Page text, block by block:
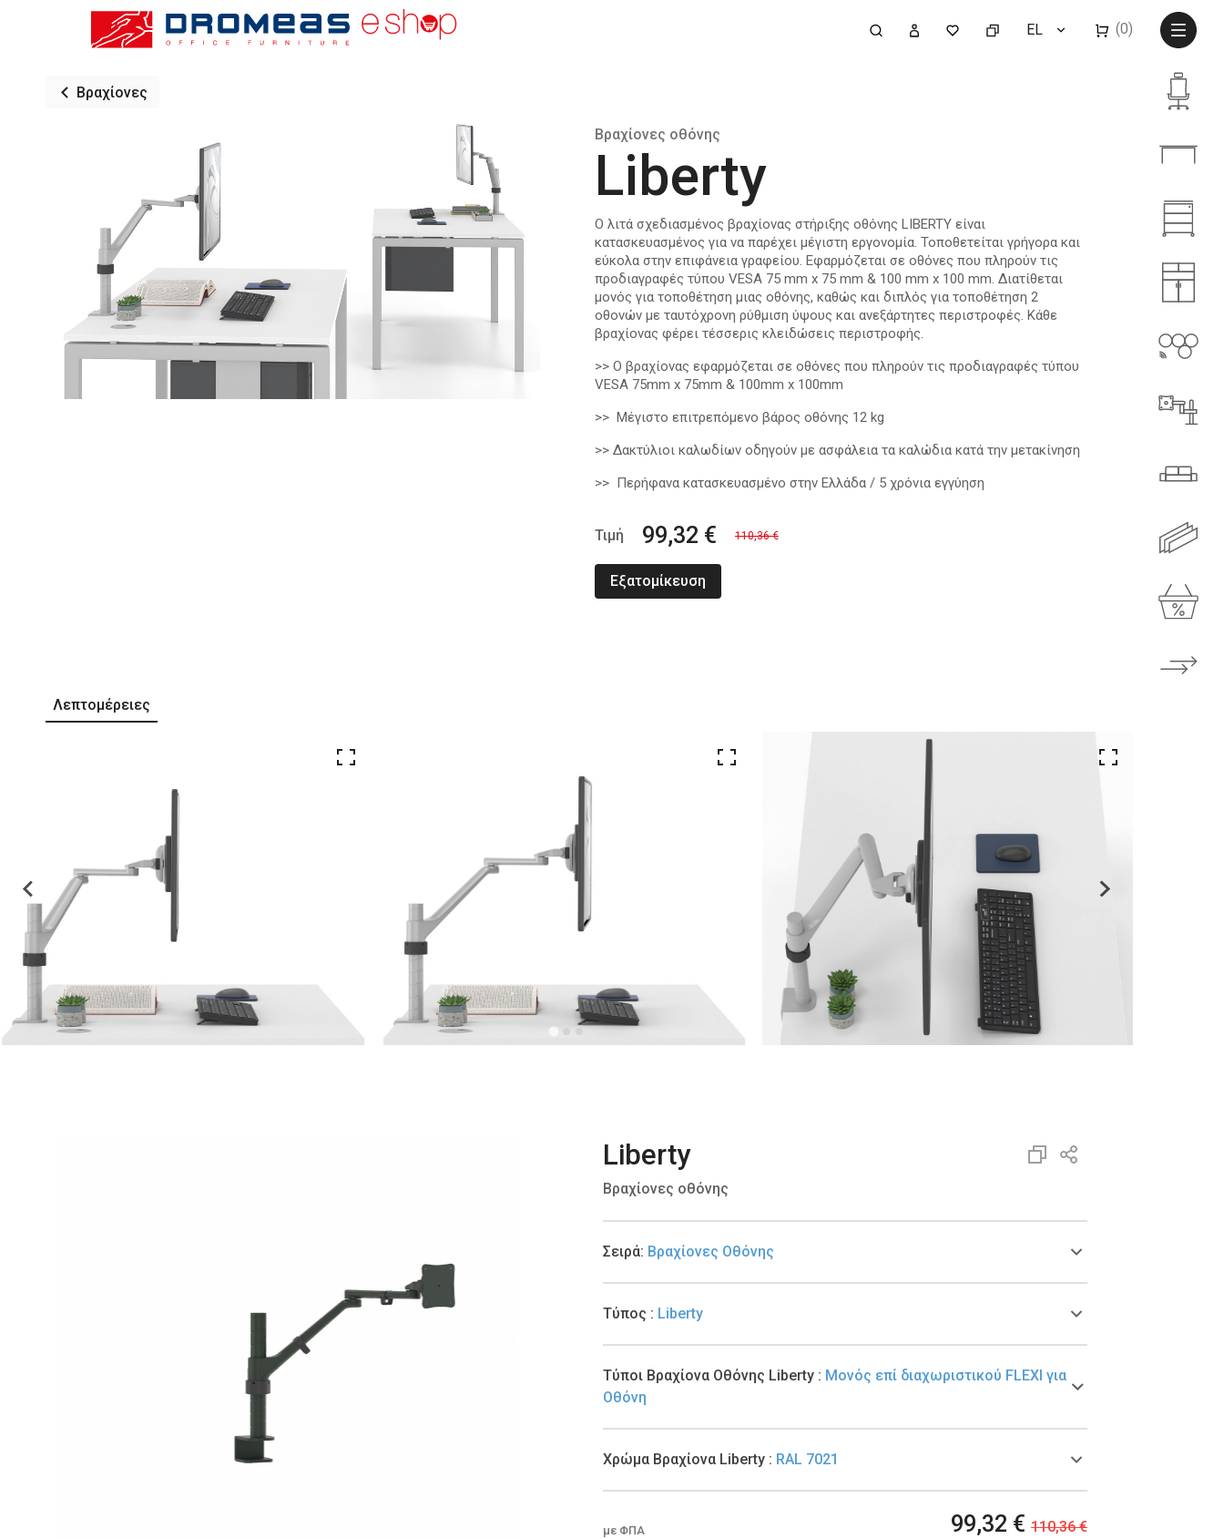
EL (0)
Βραχίονες
Βραχίονες οθόνης
Liberty
Ο λιτά σχεδιασμένος βραχίονας στήριξης οθόνης LIBERTY είναι
κατασκευασμένος για να παρέχει μέγιστη εργονομία. Τοποθετείται γρήγορα και
εύκολα στην επιφάνεια γραφείου. Εφαρμόζεται σε οθόνες που πληρούν τις
προδιαγραφές τύπου VESA 75 mm x 75 mm & 100 mm x 100 mm. Διατίθεται
μονός για τοποθέτηση μιας οθόνης, καθώς και διπλός για τοποθέτηση 2
οθονών με ταυτόχρονη ρύθμιση ύψους και ανεξάρτητες περιστροφές. Κάθε
βραχίονας φέρει τέσσερις κλειδώσεις περιστροφής.
>> Ο βραχίονας εφαρμόζεται σε οθόνες που πληρούν τις προδιαγραφές τύπου
VESA 75mm x 75mm & 100mm x 100mm
>> Μέγιστο επιτρεπόμενο βάρος οθόνης 12 kg
>> Δακτύλιοι καλωδίων οδηγούν με ασφάλεια τα καλώδια κατά την μετακίνηση
>> Περήφανα κατασκευασμένο στην Ελλάδα / 5 χρόνια εγγύηση
Τιμή 99,32 € 110,36 €
Εξατομίκευση
Λεπτομέρειες
Liberty
Βραχίονες οθόνης
Σειρά: Βραχίονες Οθόνης
Τύπος : Liberty
Τύποι Βραχίονα Οθόνης Liberty : Μονός επί διαχωριστικού FLEXI για
Οθόνη
Χρώμα Βραχίονα Liberty : RAL 7021
με ΦΠΑ 99,32 € 110,36 €